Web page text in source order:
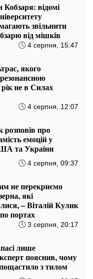
Кобзаря: відомі
звільнити
від мішків
4 серпня, 15:47
якого
не в Силах
4 серпня, 12:07
про
емоцій у
та України
4 серпня, 09:37
не перекриємо
які
– Віталій Кулик
портах
3 серпня, 20:17
лише
пояснив, чому
з тилом